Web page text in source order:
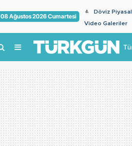
08 Ağustos 2026 Cumartesi
Döviz
Video Galeriler